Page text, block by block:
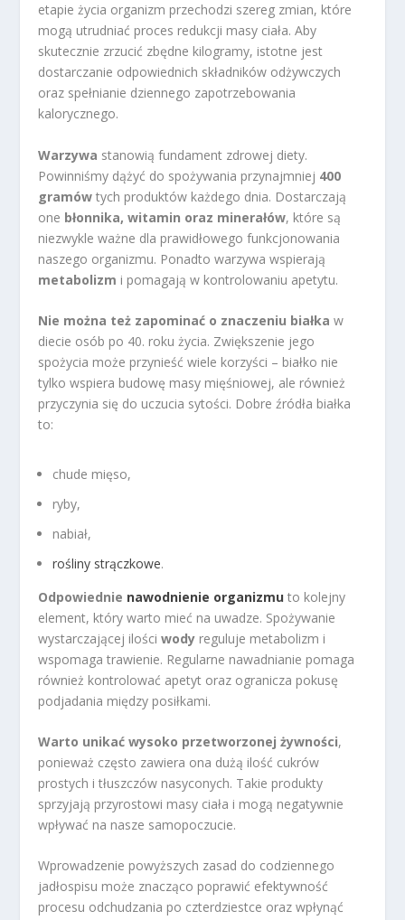
etapie życia organizm przechodzi szereg zmian, które
mogą utrudniać proces redukcji masy ciała. Aby
skutecznie zrzucić zbędne kilogramy, istotne jest
dostarczanie odpowiednich składników odżywczych
oraz spełnianie dziennego zapotrzebowania
kalorycznego.
Warzywa stanowią fundament zdrowej diety.
Powinniśmy dążyć do spożywania przynajmniej 400
gramów tych produktów każdego dnia. Dostarczają
one błonnika, witamin oraz minerałów, które są
niezwykle ważne dla prawidłowego funkcjonowania
naszego organizmu. Ponadto warzywa wspierają
metabolizm i pomagają w kontrolowaniu apetytu.
Nie można też zapominać o znaczeniu białka w
diecie osób po 40. roku życia. Zwiększenie jego
spożycia może przynieść wiele korzyści – białko nie
tylko wspiera budowę masy mięśniowej, ale również
przyczynia się do uczucia sytości. Dobre źródła białka
to:
chude mięso,
ryby,
nabiał,
rośliny strączkowe.
Odpowiednie nawodnienie organizmu to kolejny
element, który warto mieć na uwadze. Spożywanie
wystarczającej ilościwody reguluje metabolizm i
wspomaga trawienie. Regularne nawadnianie pomaga
również kontrolować apetyt oraz ogranicza pokusę
podjadania między posiłkami.
Warto unikać wysoko przetworzonej żywności,
ponieważ często zawiera ona dużą ilość cukrów
prostych i tłuszczów nasyconych. Takie produkty
sprzyjają przyrostowi masy ciała i mogą negatywnie
wpływać na nasze samopoczucie.
Wprowadzenie powyższych zasad do codziennego
jadłospisu może znacząco poprawić efektywność
procesu odchudzania po czterdziestce oraz wpłynąć